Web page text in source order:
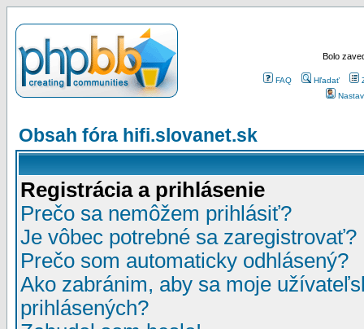
Bolo
FAQ Hľadať
Obsah fóra hifi.slovanet.sk
Registrácia a prihlásenie
Prečo sa nemôžem prihlásiť?
Je vôbec potrebné sa zaregistrovať?
Prečo som automaticky odhlásený?
Ako zabránim, aby sa moje
prihlásených?